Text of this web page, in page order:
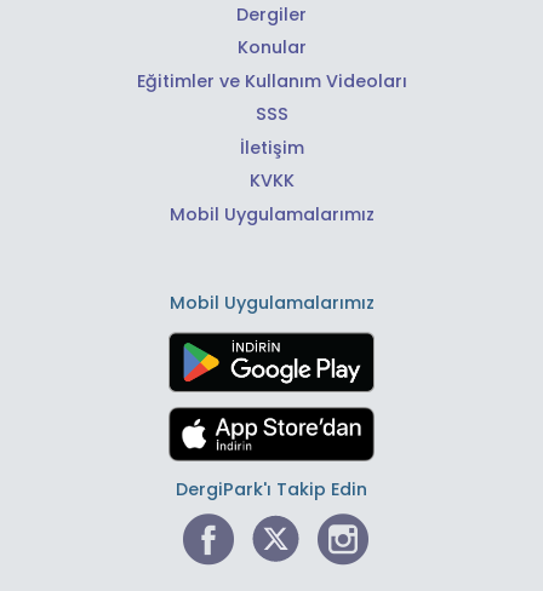
Dergiler
Konular
Eğitimler ve Kullanım Videoları
SSS
İletişim
KVKK
Mobil Uygulamalarımız
Mobil Uygulamalarımız
DergiPark'ı Takip Edin